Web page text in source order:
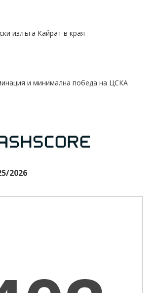
излъга Кайрат в края
и минимална победа на ЦСКА
2026